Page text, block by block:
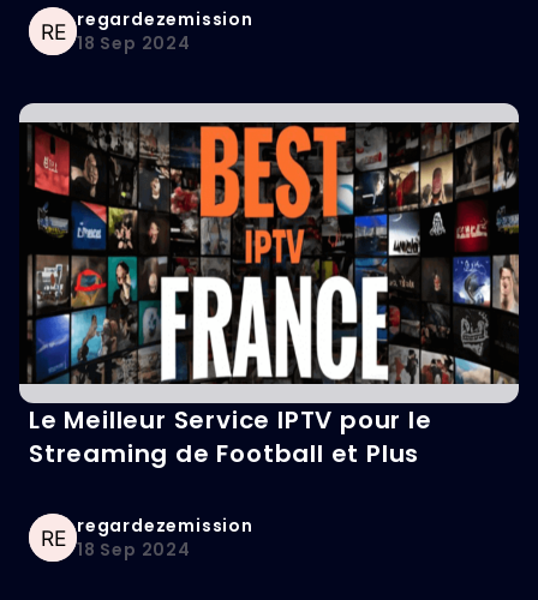
regardezemission
18 Sep 2024
Le Meilleur Service IPTV pour le
Streaming de Football et Plus
regardezemission
18 Sep 2024